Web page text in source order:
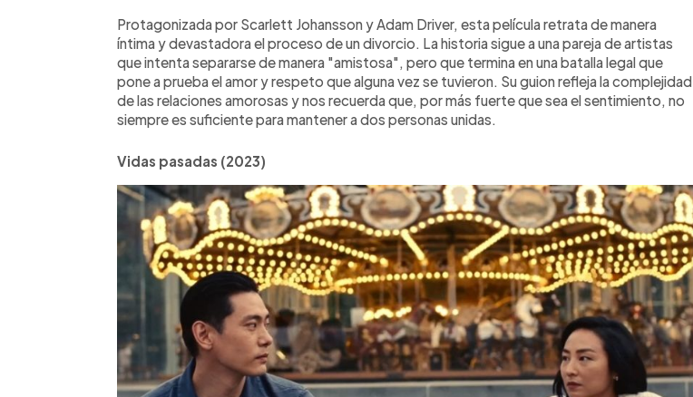
Protagonizada por Scarlett Johansson y Adam Driver, esta película retrata de manera
íntima y devastadora el proceso de un divorcio. La historia sigue a una pareja de artistas
que intenta separarse de manera "amistosa", pero que termina en una batalla legal que
pone a prueba el amor y respeto que alguna vez se tuvieron. Su guion refleja la complejidad
de las relaciones amorosas y nos recuerda que, por más fuerte que sea el sentimiento, no
siempre es suficiente para mantener a dos personas unidas.
Vidas pasadas (2023)